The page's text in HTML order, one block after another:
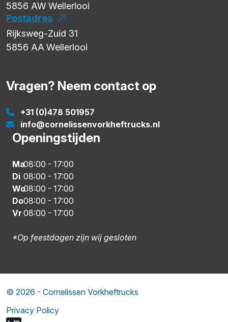
5856 AW Wellerlooi
Postadres
Rijksweg-Zuid 31
5856 AA Wellerlooi
Vragen? Neem contact op
+31 (0)478 501957
info@cornelissenvorkheftrucks.nl
Openingstijden
Ma08:00 - 17:00
Di 08:00 - 17:00
Wo08:00 - 17:00
Do08:00 - 17:00
Vr 08:00 - 17:00
*Op feestdagen zijn wij gesloten
© 2026 - Cornelissen Vorkheftrucks
Privacy Policy